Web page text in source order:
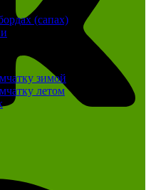
(сапах)
зимой
летом